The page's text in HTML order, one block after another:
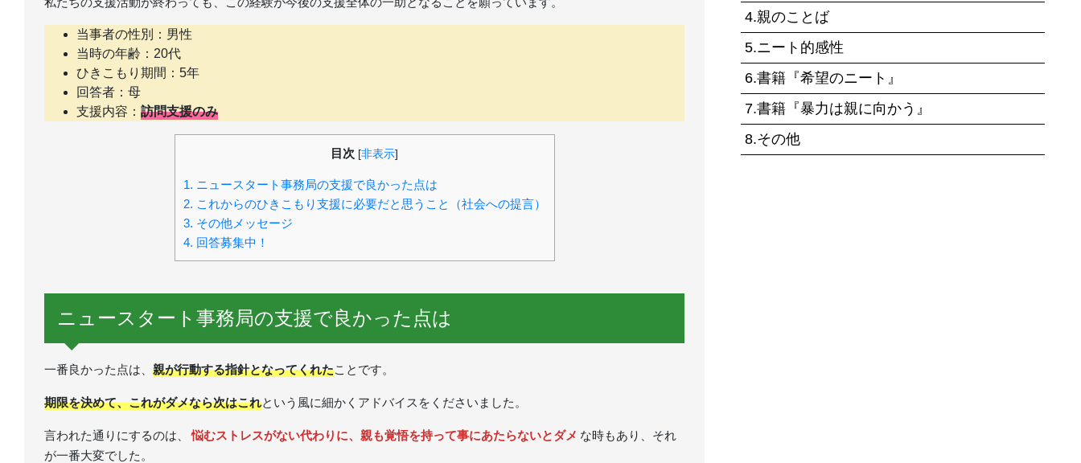
当事者の性別：男性
当時の年齢：20代
ひきこもり期間：5年
回答者：母
支援内容： 訪問支援のみ
目次 [非表示]
1. ニュースタート事務局の支援で良かった点は
2. これからのひきこもり支援に必要だと思うこと（社会への提言）
3. その他メッセージ
4. 回答募集中！
ニュースタート事務局の支援で良かった点は
一番良かった点は、 親が行動する指針となってくれたことです。
期限を決めて、これがダメなら次はこれという風に細かくアドバイスをくださいました。
言われた通りにするのは、 悩むストレスがない代わりに、親も覚悟を持って事にあたらないとダメ な時もあり、それ
が一番大変でした。
4.親のことば
5.ニート的感性
6.書籍『希望のニート』
7.書籍『暴力は親に向かう』
8.その他